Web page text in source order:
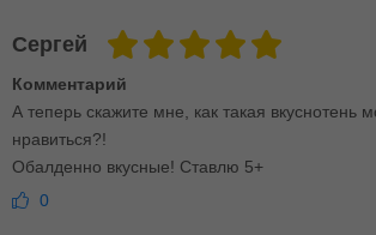
Сергей
Комментарий
А теперь скажите мне, как такая вкуснотень
нравиться?!
Обалденно вкусные! Ставлю 5+
0